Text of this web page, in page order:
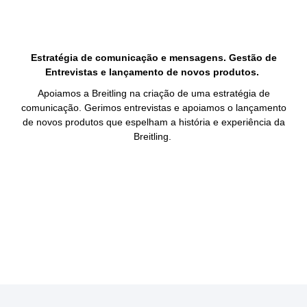
Estratégia de comunicação e mensagens. Gestão de
Entrevistas e lançamento de novos produtos.
Apoiamos a Breitling na criação de uma estratégia de
comunicação. Gerimos entrevistas e apoiamos o lançamento
de novos produtos que espelham a história e experiência da
Breitling.